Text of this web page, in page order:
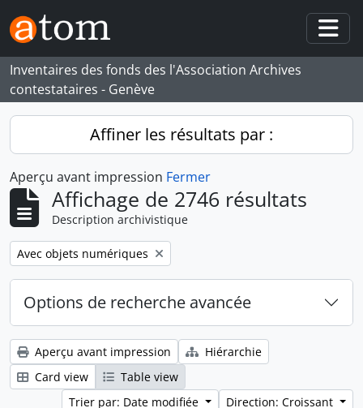
Skip to main content
Inventaires des fonds des l'Association Archives
contestataires - Genève
Affiner les résultats par :
Aperçu avant impression Fermer
Affichage de 2746 résultats
Description archivistique
Remove filter:
Avec objets numériques
Options de recherche avancée
Aperçu avant impression
Hiérarchie
Card view
Table view
Trier par: Date modifiée
Direction: Croissant